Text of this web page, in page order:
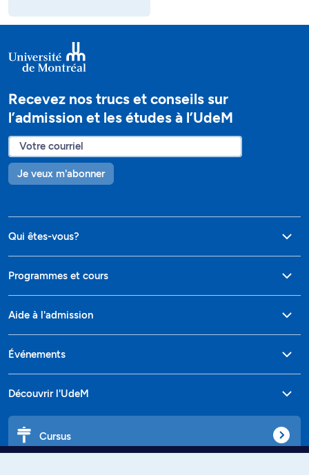
Recevez nos trucs et conseils sur
l’admission et les études à l’UdeM
Je veux m'abonner
Qui êtes-vous?
Programmes et cours
Aide à l'admission
Événements
Découvrir l'UdeM
Cursus